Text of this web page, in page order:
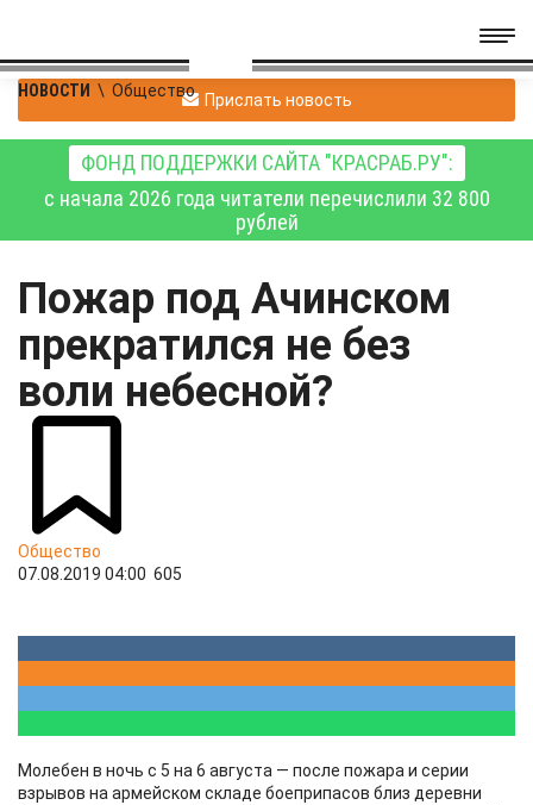
НОВОСТИ \ Общество Прислать новость
ФОНД ПОДДЕРЖКИ САЙТА "КРАСРАБ.РУ":
с начала 2026 года читатели перечислили 32 800
рублей
Пожар под Ачинском
прекратился не без
воли небесной?
Общество
07.08.2019 04:00 605
Молебен в ночь с 5 на 6 августа — после пожара и серии
взрывов на армейском складе боеприпасов близ деревни